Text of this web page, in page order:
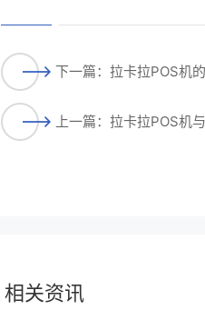
下一篇：拉卡拉POS机
上一篇：拉卡拉POS机
相关资讯